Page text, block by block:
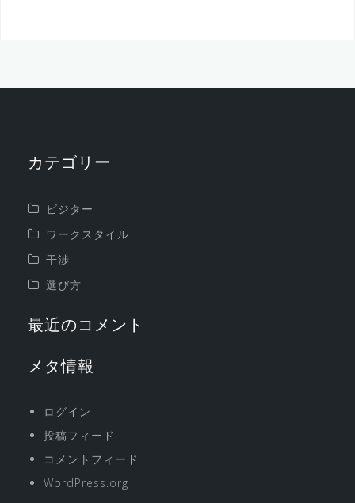
カテゴリー
ビジター
ワークスタイル
干渉
選び方
最近のコメント
メタ情報
ログイン
投稿フィード
コメントフィード
WordPress.org